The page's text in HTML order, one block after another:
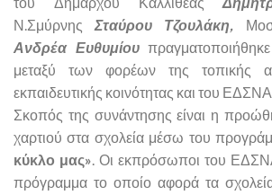
Ν.ΣμύρνηςΣταύρου Τζουλάκη,
Ανδρέα Ευθυμίου
μεταξύ των φορέων της τοπικής
εκπαιδευτικής κοινότητας και του
Σκοπός της συνάντησης είναι η
χαρτιού στα σχολεία μέσω του
κύκλο μας». Οι εκπρόσωποι του
πρόγραμμα το οποίο αφορά τα